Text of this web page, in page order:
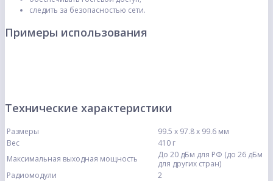
следить за безопасностью сети.
Примеры использования
Технические характеристики
Размеры
99.5 х 97.8 х 99.6 мм
Вес
410 г
Максимальная выходная мощность
До 20 дБм для РФ (до 26 дБм
для других стран)
Радиомодули
2